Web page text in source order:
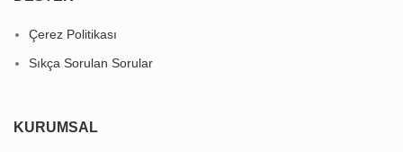
Çerez Politikası
Sıkça Sorulan Sorular
KURUMSAL